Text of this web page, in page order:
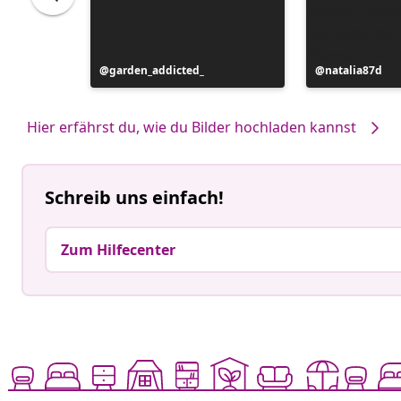
Beitrag
veröffentlicht
garden_addicted_
Beitrag
veröffentlicht
natalia87d
Hier erfährst du, wie du Bilder hochladen kannst
Schreib uns einfach!
Zum Hilfecenter